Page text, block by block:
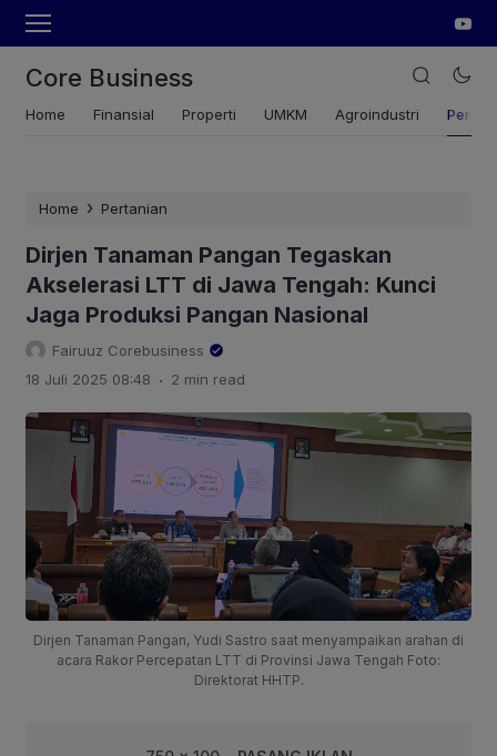
Core Business
Home Finansial Properti UMKM Agroindustri
Home › Pertanian
Dirjen Tanaman Pangan Tegaskan
Akselerasi LTT di Jawa Tengah: Kunci
Jaga Produksi Pangan Nasional
Fairuuz Corebusiness
18 Juli 2025 08:48 . 2 min read
Dirjen Tanaman Pangan, Yudi Sastro saat menyampaikan arahan di
acara Rakor Percepatan LTT di Provinsi Jawa Tengah Foto:
Direktorat HHTP.